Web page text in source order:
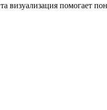
помогает